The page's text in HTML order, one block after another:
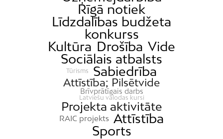
Rīgā notiek
Līdzdalības budžeta
konkurss
Kultūra Drošība Vide
Sociālais atbalsts
Tūrisms Sabiedrība
Attīstība; Pilsētvide
Brīvprātīgais darbs
Latviešu valodas kursi
Projekta aktivitāte
RAIC projekts Attīstība
Sports